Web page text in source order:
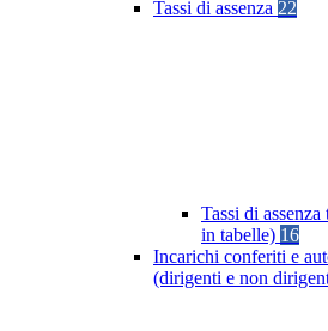
Tassi di assenza 22
Tassi di
in tabelle) 16
Incarichi conferiti e
(dirigenti e non